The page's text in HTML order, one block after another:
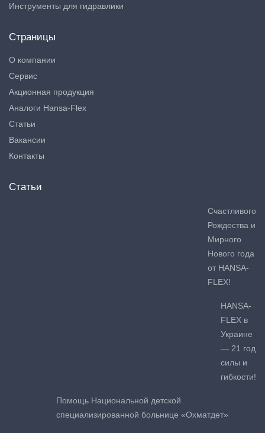
Инструменты для гидравлики
Страницы
О компании
Сервис
Акционная продукция
Аналоги Hansa-Flex
Статьи
Вакансии
Контакты
Статьи
Счастливого
Рождества и
Мирного
Нового года
от HANSA-
FLEX!
HANSA-
FLEX в
Украине
— 21 год
силы и
гибкости!
Помощь Национальной детской
специализированной больнице «Охматдет»